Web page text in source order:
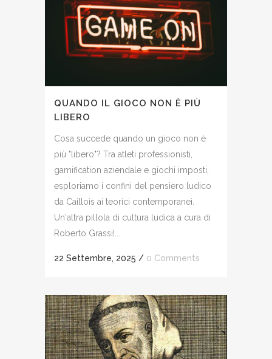
QUANDO IL GIOCO NON È PIÙ
LIBERO
Cosa succede quando un gioco non è
più "libero"? Tra atleti professionisti,
gamification aziendale e giochi imposti,
esploriamo i confini del pensiero ludico
da Caillois ai teorici contemporanei.
Un'altra pillola di cultura ludica a cura di
Roberto Grassi!...
22 Settembre, 2025 / 0 Comments